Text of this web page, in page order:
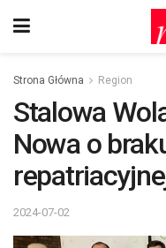
Strona Główna Region
Stalowa
Nowa o
2024-07-02